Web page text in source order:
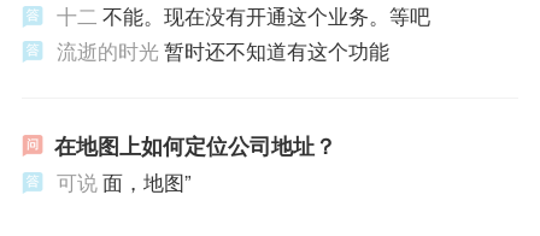
十二 不能。现在没有开通这个业务。等吧
流逝的时光暂时还不知道有这个功能
在地图上如何定位公司地址？
可说面，地图”